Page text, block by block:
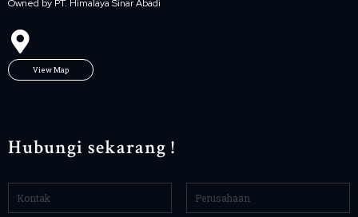
Owned by PT. Himalaya Sinar Abadi
View Map
Hubungi sekarang !